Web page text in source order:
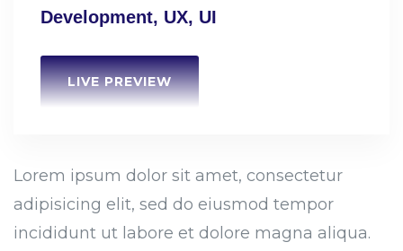
Development, UX, UI
LIVE PREVIEW
Lorem ipsum dolor sit amet, consectetur
adipisicing elit, sed do eiusmod tempor
incididunt ut labore et dolore magna aliqua.